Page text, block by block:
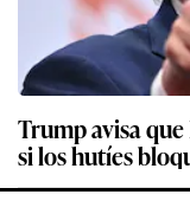
Trump avisa
si los hutíes